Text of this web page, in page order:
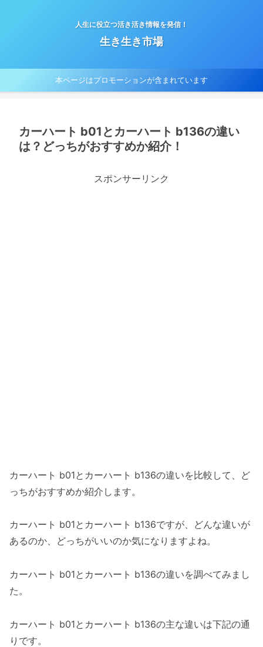
人生に役立つ活き活き情報を発信！
生き生き市場
本ページはプロモーションが含まれています
カーハート b01とカーハート b136の違い
は？どっちがおすすめか紹介！
スポンサーリンク
カーハート b01とカーハート b136の違いを比較して、ど
っちがおすすめか紹介します。
カーハート b01とカーハート b136ですが、どんな違いが
あるのか、どっちがいいのか気になりますよね。
カーハート b01とカーハート b136の違いを調べてみまし
た。
カーハート b01とカーハート b136の主な違いは下記の通
りです。